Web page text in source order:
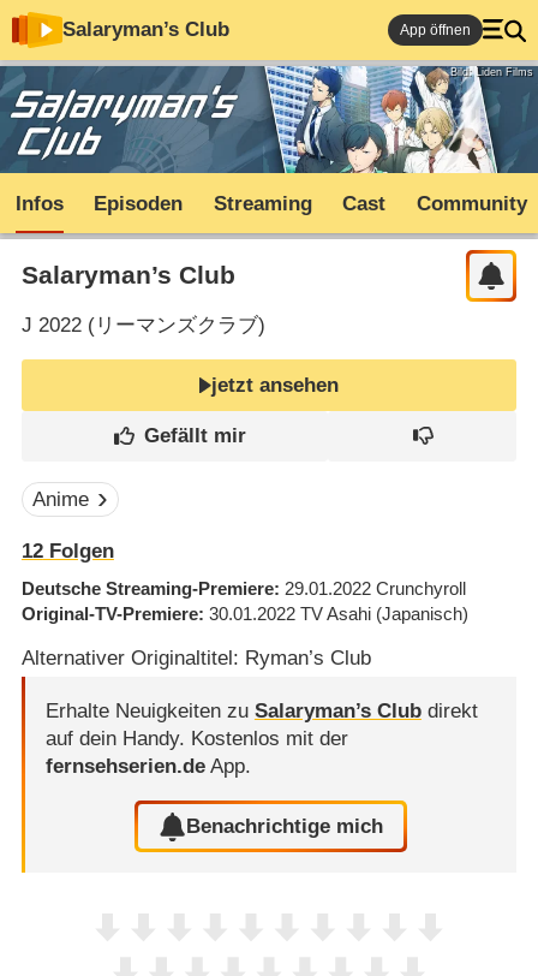
Salaryman’s Club App öffnen
Bild: Liden Films
Infos Episoden Streaming Cast Community
Salaryman’s Club
J 2022 (リーマンズクラブ)
jetzt ansehen
Anime
12Folgen
Deutsche Streaming-Premiere 29.01.2022 Crunchyroll
Original-TV-Premiere 30.01.2022 TV Asahi (Japanisch)
Alternativer Originaltitel: Ryman’s Club
Erhalte Neuigkeiten zu Salaryman’s Clubdirekt
auf dein Handy. Kostenlos mit der
fernsehserien.deApp.
Benachrichtige mich